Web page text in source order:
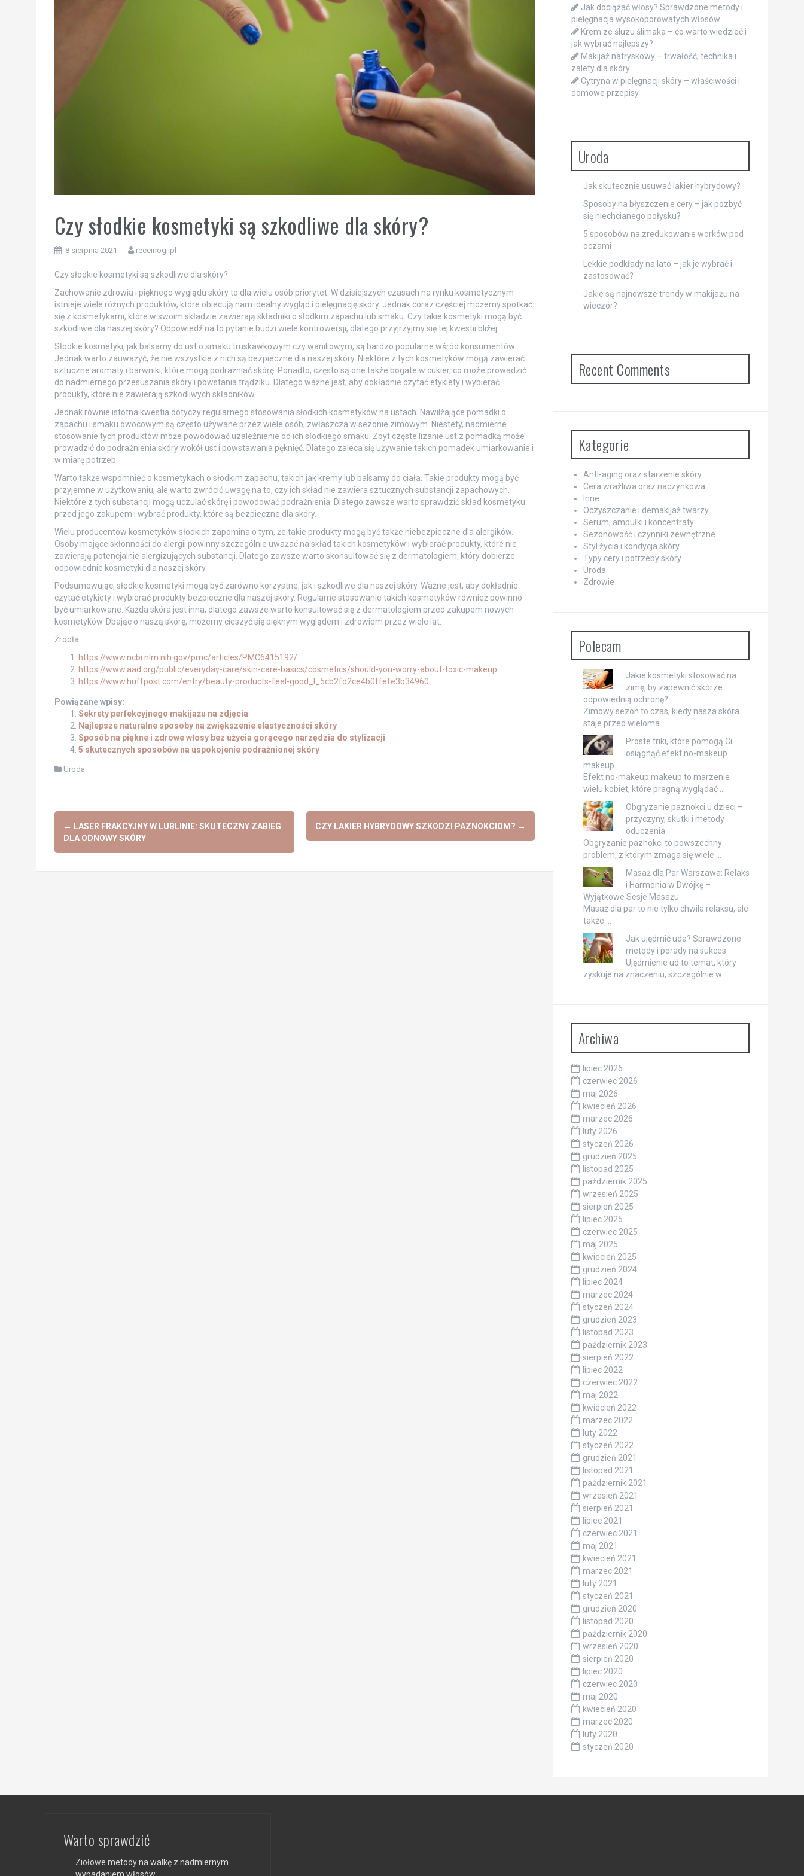
Czy słodkie kosmetyki są szkodliwe dla skóry?
8 sierpnia 2021 receinogi.pl
Czy słodkie kosmetyki są szkodliwe dla skóry?
Zachowanie zdrowia i pięknego wyglądu skóry to dla wielu osób priorytet. W dzisiejszych czasach na rynku kosmetycznym
istnieje wiele różnych produktów, które obiecują nam idealny wygląd i pielęgnację skóry. Jednak coraz częściej możemy spotkać
się z kosmetykami, które w swoim składzie zawierają składniki o słodkim zapachu lub smaku. Czy takie kosmetyki mogą być
szkodliwe dla naszej skóry? Odpowiedź na to pytanie budzi wiele kontrowersji, dlatego przyjrzyjmy się tej kwestii bliżej.
Słodkie kosmetyki, jak balsamy do ust o smaku truskawkowym czy waniliowym, są bardzo popularne wśród konsumentów.
Jednak warto zauważyć, że nie wszystkie z nich są bezpieczne dla naszej skóry. Niektóre z tych kosmetyków mogą zawierać
sztuczne aromaty i barwniki, które mogą podrażniać skórę. Ponadto, często są one także bogate w cukier, co może prowadzić
do nadmiernego przesuszania skóry i powstania trądziku. Dlatego ważne jest, aby dokładnie czytać etykiety i wybierać
produkty, które nie zawierają szkodliwych składników.
Jednak równie istotna kwestia dotyczy regularnego stosowania słodkich kosmetyków na ustach. Nawilżające pomadki o
zapachu i smaku owocowym są często używane przez wiele osób, zwłaszcza w sezonie zimowym. Niestety, nadmierne
stosowanie tych produktów może powodować uzależnienie od ich słodkiego smaku. Zbyt częste lizanie ust z pomadką może
prowadzić do podrażnienia skóry wokół ust i powstawania pęknięć. Dlatego zaleca się używanie takich pomadek umiarkowanie i
w miarę potrzeb.
Warto także wspomnieć o kosmetykach o słodkim zapachu, takich jak kremy lub balsamy do ciała. Takie produkty mogą być
przyjemne w użytkowaniu, ale warto zwrócić uwagę na to, czy ich skład nie zawiera sztucznych substancji zapachowych.
Niektóre z tych substancji mogą uczulać skórę i powodować podrażnienia. Dlatego zawsze warto sprawdzić skład kosmetyku
przed jego zakupem i wybrać produkty, które są bezpieczne dla skóry.
Wielu producentów kosmetyków słodkich zapomina o tym, że takie produkty mogą być także niebezpieczne dla alergików.
Osoby mające skłonności do alergii powinny szczególnie uważać na skład takich kosmetyków i wybierać produkty, które nie
zawierają potencjalnie alergizujących substancji. Dlatego zawsze warto skonsultować się z dermatologiem, który dobierze
odpowiednie kosmetyki dla naszej skóry.
Podsumowując, słodkie kosmetyki mogą być zarówno korzystne, jak i szkodliwe dla naszej skóry. Ważne jest, aby dokładnie
czytać etykiety i wybierać produkty bezpieczne dla naszej skóry. Regularne stosowanie takich kosmetyków również powinno
być umiarkowane. Każda skóra jest inna, dlatego zawsze warto konsultować się z dermatologiem przed zakupem nowych
kosmetyków. Dbając o naszą skórę, możemy cieszyć się pięknym wyglądem i zdrowiem przez wiele lat.
Źródła:
https://www.ncbi.nlm.nih.gov/pmc/articles/PMC6415192/
https://www.aad.org/public/everyday-care/skin-care-basics/cosmetics/should-you-worry-about-toxic-makeup
https://www.huffpost.com/entry/beauty-products-feel-good_l_5cb2fd2ce4b0ffefe3b34960
Powiązane wpisy:
Sekrety perfekcyjnego makijażu na zdjęcia
Najlepsze naturalne sposoby na zwiększenie elastyczności skóry
Sposób na piękne i zdrowe włosy bez użycia gorącego narzędzia do stylizacji
5 skutecznych sposobów na uspokojenie podrażnionej skóry
Uroda
Post
navigation
← LASER FRAKCYJNY W LUBLINIE: SKUTECZNY ZABIEG
DLA ODNOWY SKÓRY
CZY LAKIER HYBRYDOWY SZKODZI PAZNOKCIOM? →
Jak dociążać włosy? Sprawdzone metody i
pielęgnacja wysokoporowatych włosów
Krem ze śluzu ślimaka – co warto wiedzieć i
jak wybrać najlepszy?
Makijaż natryskowy – trwałość, technika i
zalety dla skóry
Cytryna w pielęgnacji skóry – właściwości i
domowe przepisy
Uroda
Jak skutecznie usuwać lakier hybrydowy?
Sposoby na błyszczenie cery – jak pozbyć
się niechcianego połysku?
5 sposobów na zredukowanie worków pod
oczami
Lekkie podkłady na lato – jak je wybrać i
zastosować?
Jakie są najnowsze trendy w makijażu na
wieczór?
Recent Comments
Kategorie
Anti-aging oraz starzenie skóry
Cera wrażliwa oraz naczynkowa
Inne
Oczyszczanie i demakijaż twarzy
Serum, ampułki i koncentraty
Sezonowość i czynniki zewnętrzne
Styl życia i kondycja skóry
Typy cery i potrzeby skóry
Uroda
Zdrowie
Polecam
Jakie kosmetyki stosować na
zimę, by zapewnić skórze
odpowiednią ochronę?
Zimowy sezon to czas, kiedy nasza skóra
staje przed wieloma …
Proste triki, które pomogą Ci
osiągnąć efekt no-makeup
makeup
Efekt no-makeup makeup to marzenie
wielu kobiet, które pragną wyglądać …
Obgryzanie paznokci u dzieci –
przyczyny, skutki i metody
oduczenia
Obgryzanie paznokci to powszechny
problem, z którym zmaga się wiele …
Masaż dla Par Warszawa: Relaks
i Harmonia w Dwójkę –
Wyjątkowe Sesje Masażu
Masaż dla par to nie tylko chwila relaksu, ale
także …
Jak ujędrnić uda? Sprawdzone
metody i porady na sukces
Ujędrnienie ud to temat, który
zyskuje na znaczeniu, szczególnie w …
Archiwa
lipiec 2026
czerwiec 2026
maj 2026
kwiecień 2026
marzec 2026
luty 2026
styczeń 2026
grudzień 2025
listopad 2025
październik 2025
wrzesień 2025
sierpień 2025
lipiec 2025
czerwiec 2025
maj 2025
kwiecień 2025
grudzień 2024
lipiec 2024
marzec 2024
styczeń 2024
grudzień 2023
listopad 2023
październik 2023
sierpień 2022
lipiec 2022
czerwiec 2022
maj 2022
kwiecień 2022
marzec 2022
luty 2022
styczeń 2022
grudzień 2021
listopad 2021
październik 2021
wrzesień 2021
sierpień 2021
lipiec 2021
czerwiec 2021
maj 2021
kwiecień 2021
marzec 2021
luty 2021
styczeń 2021
grudzień 2020
listopad 2020
październik 2020
wrzesień 2020
sierpień 2020
lipiec 2020
czerwiec 2020
maj 2020
kwiecień 2020
marzec 2020
luty 2020
styczeń 2020
Warto sprawdzić
Ziołowe metody na walkę z nadmiernym